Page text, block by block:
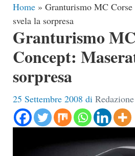
Home » Granturismo MC
svela la sorpresa
Granturismo
Concept:
sorpresa
25 Settembre 2008 di Redazione